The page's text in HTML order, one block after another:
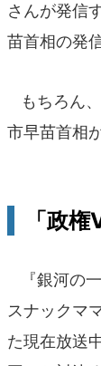
さんが発信
苗首相の発
もちろん
市早苗首相
「政
『銀河の
スナックマ
た現在放送